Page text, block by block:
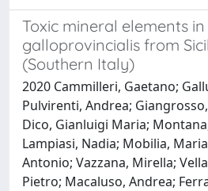
Toxic mineral elements
galloprovincialis from
(Southern Italy)
2020 Cammilleri, Gaetano;
Pulvirenti, Andrea;
Dico, Gianluigi Maria;
Lampiasi, Nadia; Mobilia,
Antonio; Vazzana, Mirella;
Pietro; Macaluso, Andrea;